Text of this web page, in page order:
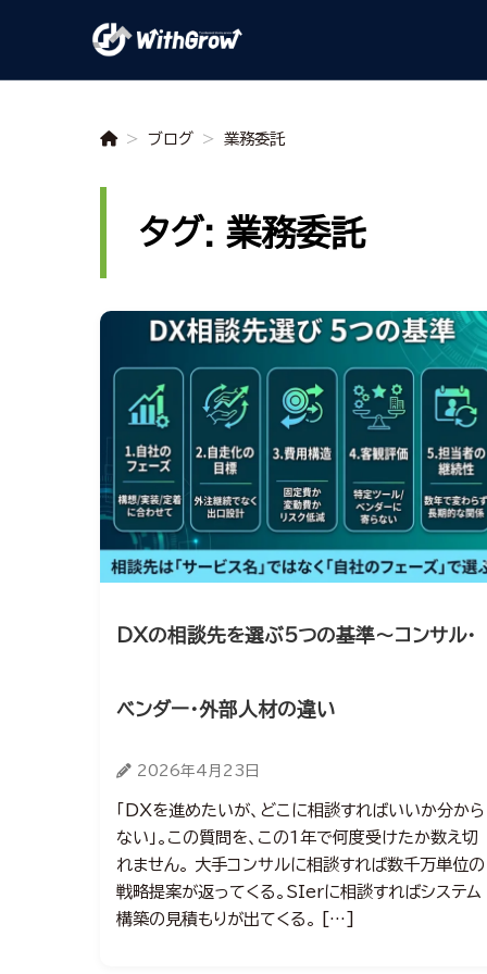
> ブログ > 業務委託
タグ: 業務委託
DXの相談先を選ぶ5つの基準～コンサル・
ベンダー・外部人材の違い
2026年4月23日
「DXを進めたいが、どこに相談すればいいか分から
ない」。この質問を、この1年で何度受けたか数え切
れません。 大手コンサルに相談すれば数千万単位の
戦略提案が返ってくる。SIerに相談すればシステム
構築の見積もりが出てくる。 […]